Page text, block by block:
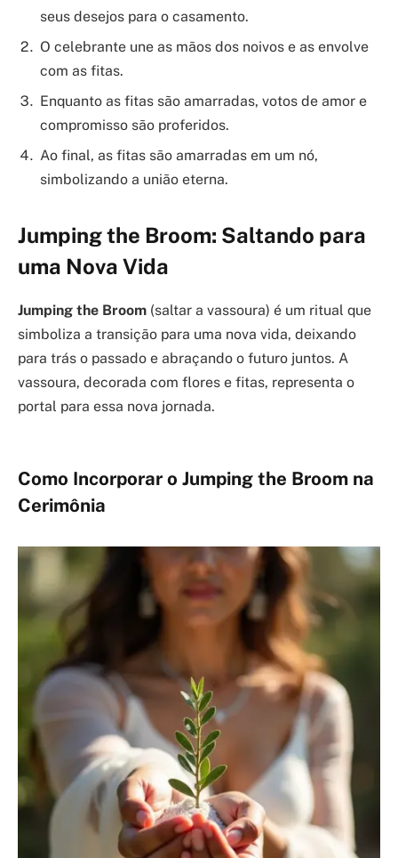
seus desejos para o casamento.
O celebrante une as mãos dos noivos e as envolve
com as fitas.
Enquanto as fitas são amarradas, votos de amor e
compromisso são proferidos.
Ao final, as fitas são amarradas em um nó,
simbolizando a união eterna.
Jumping the Broom: Saltando para
uma Nova Vida
Jumping the Broom (saltar a vassoura) é um ritual que
simboliza a transição para uma nova vida, deixando
para trás o passado e abraçando o futuro juntos. A
vassoura, decorada com flores e fitas, representa o
portal para essa nova jornada.
Como Incorporar o Jumping the Broom na
Cerimônia